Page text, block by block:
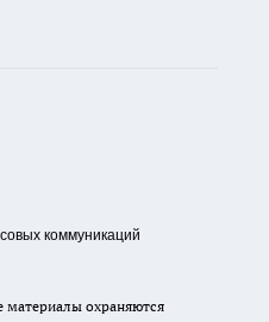
коммуникаций
материалы охраняются